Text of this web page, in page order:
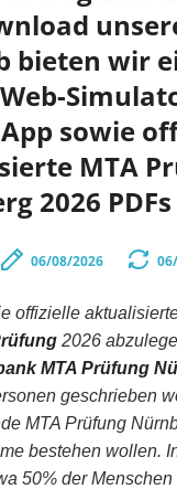
bieten wir
sowie
MTA
2026
06/08/2026
offizielle
2026
MTA Prüfung
geschrieben
MTA Prüfung
bestehen wollen.
50% der Menschen